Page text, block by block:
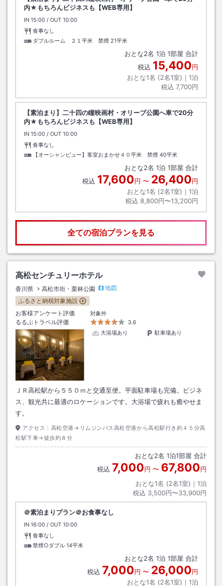
内★もちろんビジネスも【WEB専用】
IN チェックイン
15:00 / OUT チェックアウト
10:00
食事なし
ダブルルーム ２１平米 禁煙 21平米
おとな2名 1泊 1部屋 合計
税込 15,400円
おとな1名 (2名1室)｜ 1泊
税込 7,700円
【素泊まり】二十四の瞳映画村・オリーブ公園へ車で20分
内★もちろんビジネスも【WEB専用】
IN チェックイン
15:00 / OUT チェックアウト
10:00
食事なし
【オーシャンビュー】客室おまかせ４０平米 禁煙 40平米
おとな2名 1泊 1部屋 合計
税込 17,600円 〜 26,400円
おとな1名 (2名1室)｜ 1泊
税込 8,800円〜13,200円
全ての宿泊プランを見る
高松センチュリーホテル
香川県 高松市街・栗林公園
地図
ふるさと納税対象施設
お客様アンケート評価
対象外
るるぶトラベル評価
3.6
大浴場あり
駐車場あり
ＪＲ高松駅から５５０ｍと交通至便。平面駐車場も完備。ビジネ
ス、観光共に最適のロケーションです。大浴場で疲れも癒やせま
す。
アクセス： 高松空港→リムジンバス高松空港から高松駅行き約４５分高
松駅下車→徒歩約８分
おとな2名 1泊1部屋 合計
税込 7,000円 〜 67,800円
おとな1名 (2名1室)｜ 1泊
税込 3,500円〜33,900円
＠素泊まりプラン＠お食事なし
IN チェックイン
16:00 / OUT チェックアウト
10:00
食事なし
禁煙○ダブル 14平米
おとな2名 1泊 1部屋 合計
税込 7,000円 〜 26,000円
おとな1名 (2名1室)｜ 1泊